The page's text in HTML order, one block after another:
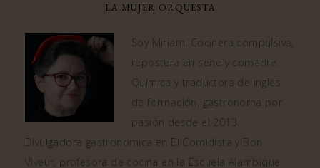
LA MUJER ORQUESTA
Soy Miriam. Cocinera compulsiva,
repostera en serie y comadre.
Química y traductora de inglés
de formación, gastrónoma por
pasión desde el 2013.
Divulgadora gastronómica en El Comidista y Bon
Viveur, profesora de cocina en la Escuela Alambique